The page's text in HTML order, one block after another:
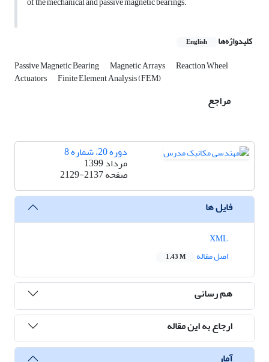
کلیدواژه‌ها English
Passive Magnetic Bearing Magnetic Arrays Reaction Wheel
Actuators Finite Element Analysis (FEM)
مراجع
دوره 20، شماره 8
مرداد 1399
صفحه2129-2137
فایل ها
اصل مقاله
1.43 M
هم رسانی
ارجاع به این مقاله
آمار